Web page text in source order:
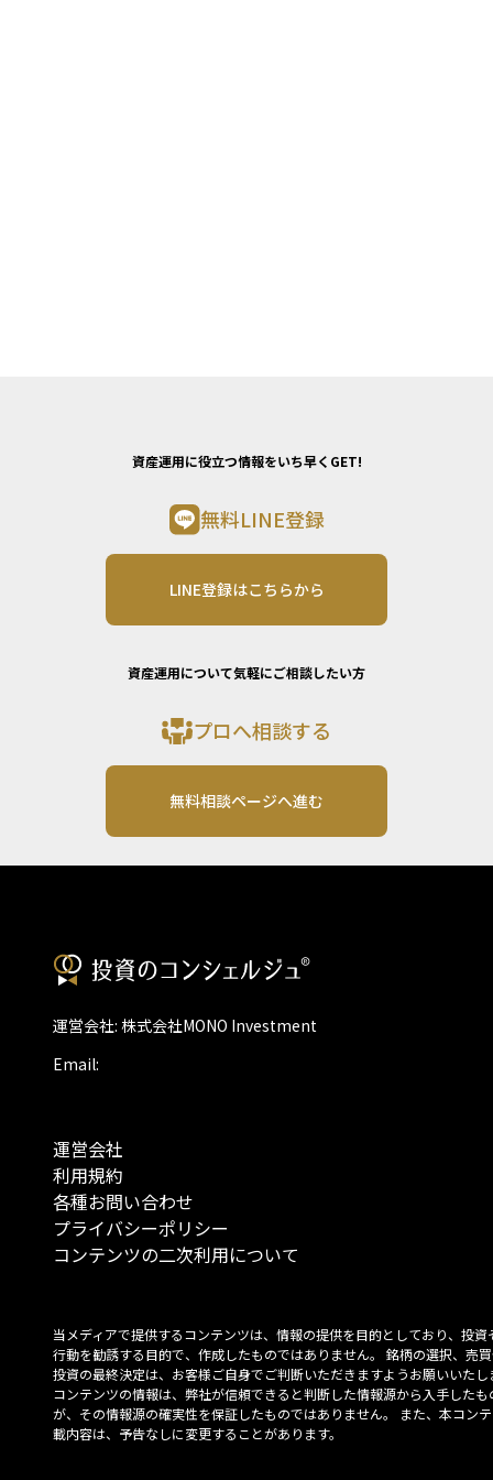
資産運用に役立つ情報をいち早くGET!
無料LINE登録
LINE登録はこちらから
資産運用について気軽にご相談したい方
プロへ相談する
無料相談ページへ進む
運営会社: 株式会社MONO Investment
Email:
運営会社
利用規約
各種お問い合わせ
プライバシーポリシー
コンテンツの二次利用について
当メディアで提供するコンテンツは、情報の提供を目的としており、投資
行動を勧誘する目的で、作成したものではありません。 銘柄の選択、売
投資の最終決定は、お客様ご自身でご判断いただきますようお願いいたし
コンテンツの情報は、弊社が信頼できると判断した情報源から入手したも
が、その情報源の確実性を保証したものではありません。 また、本コン
載内容は、予告なしに変更することがあります。